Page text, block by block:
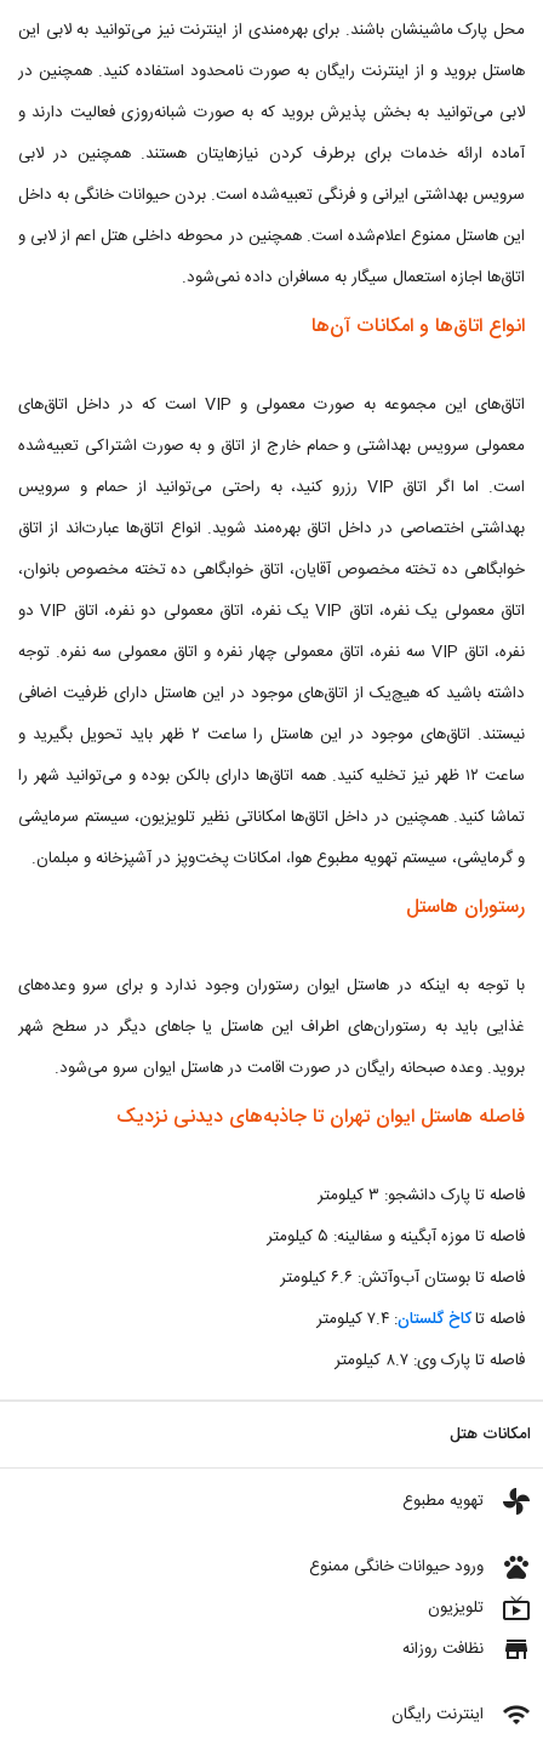
محل پارک ماشینشان باشند. برای بهره‌مندی از اینترنت نیز می‌توانید به لابی این
هاستل بروید و از اینترنت رایگان به صورت نامحدود استفاده کنید. همچنین در
لابی می‌توانید به بخش پذیرش بروید که به صورت شبانه‌روزی فعالیت دارند و
آماده ارائه خدمات برای برطرف کردن نیازهایتان هستند. همچنین در لابی
سرویس بهداشتی ایرانی و فرنگی تعبیه‌شده است. بردن حیوانات خانگی به داخل
این هاستل ممنوع اعلام‌شده است. همچنین در محوطه داخلی هتل اعم از لابی و
اتاق‌ها اجازه استعمال سیگار به مسافران داده نمی‌شود.
انواع اتاق‌ها و امکانات آن‌ها
اتاق‌های این مجموعه به صورت معمولی و VIP است که در داخل اتاق‌های
معمولی سرویس بهداشتی و حمام خارج از اتاق و به صورت اشتراکی تعبیه‌شده
است. اما اگر اتاق VIP رزرو کنید، به راحتی می‌توانید از حمام و سرویس
بهداشتی اختصاصی در داخل اتاق بهره‌مند شوید. انواع اتاق‌ها عبارت‌اند از اتاق
خوابگاهی ده تخته مخصوص آقایان، اتاق خوابگاهی ده تخته مخصوص بانوان،
اتاق معمولی یک نفره، اتاق VIP یک نفره، اتاق معمولی دو نفره، اتاق VIP دو
نفره، اتاق VIP سه نفره، اتاق معمولی چهار نفره و اتاق معمولی سه نفره. توجه
داشته باشید که هیچ‌یک از اتاق‌های موجود در این هاستل دارای ظرفیت اضافی
نیستند. اتاق‌های موجود در این هاستل را ساعت ۲ ظهر باید تحویل بگیرید و
ساعت ۱۲ ظهر نیز تخلیه کنید. همه اتاق‌ها دارای بالکن بوده و می‌توانید شهر را
تماشا کنید. همچنین در داخل اتاق‌ها امکاناتی نظیر تلویزیون، سیستم سرمایشی
و گرمایشی، سیستم تهویه مطبوع هوا، امکانات پخت‌وپز در آشپزخانه و مبلمان.
رستوران هاستل
با توجه به اینکه در هاستل ایوان رستوران وجود ندارد و برای سرو وعده‌های
غذایی باید به رستوران‌های اطراف این هاستل یا جاهای دیگر در سطح شهر
بروید. وعده صبحانه رایگان در صورت اقامت در هاستل ایوان سرو می‌شود.
فاصله هاستل ایوان تهران تا جاذبه‌های دیدنی نزدیک
فاصله تا پارک دانشجو: ۳ کیلومتر
فاصله تا موزه آبگینه و سفالینه: ۵ کیلومتر
فاصله تا بوستان آب‌وآتش: ۶.۶ کیلومتر
فاصله تاکاخ گلستان: ۷.۴ کیلومتر
فاصله تا پارک‌ وی: ۸.۷ کیلومتر
امکانات هتل
toys تهویه مطبوع
pets ورود حیوانات خانگی ممنوع
live_tv تلویزیون
store نظافت روزانه
wifi اینترنت رایگان